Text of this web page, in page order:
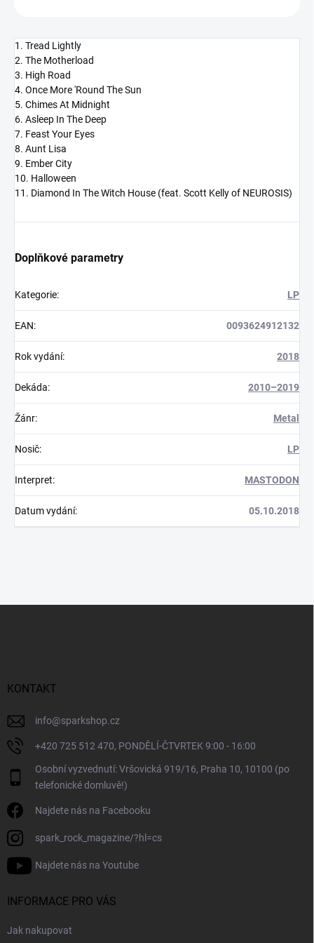
1. Tread Lightly
2. The Motherload
3. High Road
4. Once More 'Round The Sun
5. Chimes At Midnight
6. Asleep In The Deep
7. Feast Your Eyes
8. Aunt Lisa
9. Ember City
10. Halloween
11. Diamond In The Witch House (feat. Scott Kelly of NEUROSIS)
Doplňkové parametry
Kategorie: LP
EAN: 0093624912132
Rok vydání: 2018
Dekáda: 2010–2019
Žánr: Metal
Nosič: LP
Interpret: MASTODON
Datum vydání: 05.10.2018
KONTAKT
info@sparkshop.cz
+420 725 512 470, PONDĚLÍ-ČTVRTEK 9:00 - 16:00
Osobní vyzvednutí: Vršovická 919/16, Praha 10, 10100 (po
telefonické domluvě!)
Najdete nás na Facebooku
spark_rock_magazine/?hl=cs
Najdete nás na Youtube
INFORMACE PRO VÁS
Jak nakupovat